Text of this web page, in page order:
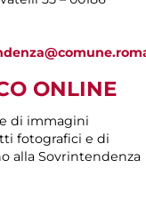
ONLINE
di immagini
fotografici e di
alla Sovrintendenza